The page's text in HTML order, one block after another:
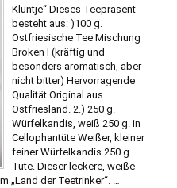
Kluntje“ Dieses Teepräsent
besteht aus: )100 g.
Ostfriesische Tee Mischung
Broken I (kräftig und
besonders aromatisch, aber
nicht bitter) Hervorragende
Qualität Original aus
Ostfriesland. 2.) 250 g.
Würfelkandis, weiß 250 g. in
Cellophantüte Weißer, kleiner
feiner Würfelkandis 250 g.
Tüte. Dieser leckere, weiße
„Land der Teetrinker“. …